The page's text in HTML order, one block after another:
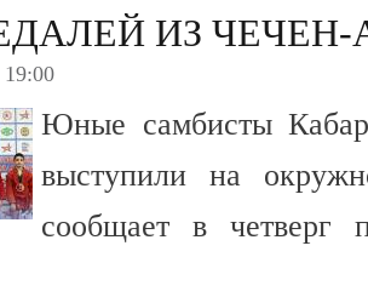
ИЗ ЧЕЧЕН-
19:00
Юные самбисты
выступили на
сообщает в четверг